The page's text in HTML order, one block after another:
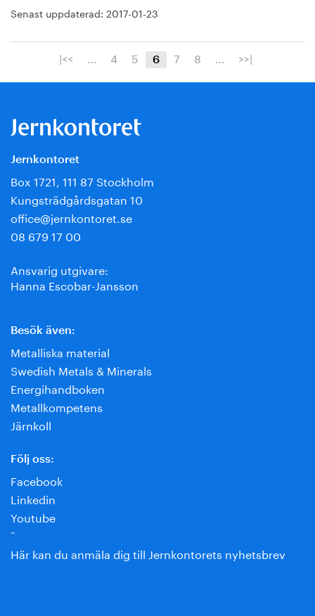
Senast uppdaterad: 2017-01-23
|<< … 4 5 6 7 8 … >>|
Jernkontoret
Box 1721, 111 87 Stockholm
Kungsträdgårdsgatan 10
office@jernkontoret.se
08 679 17 00
Ansvarig utgivare:
Hanna Escobar-Jansson
Besök även:
Metalliska material
Swedish Metals & Minerals
Energihandboken
Metallkompetens
Järnkoll
Följ oss:
Facebook
Linkedin
Youtube
¨
Här kan du anmäla dig till Jernkontorets nyhetsbrev